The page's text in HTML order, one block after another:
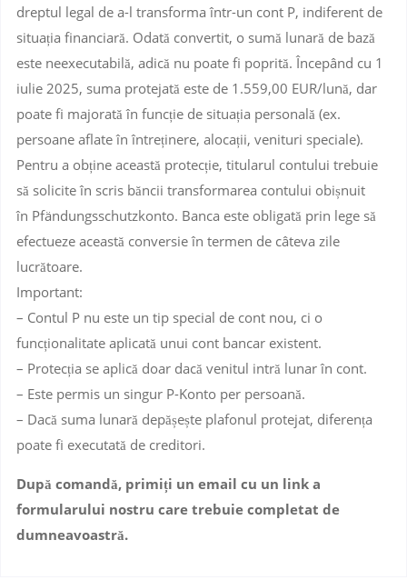
dreptul legal de a-l transforma într-un cont P, indiferent de
situația financiară. Odată convertit, o sumă lunară de bază
este neexecutabilă, adică nu poate fi poprită. Începând cu 1
iulie 2025, suma protejată este de 1.559,00 EUR/lună, dar
poate fi majorată în funcție de situația personală (ex.
persoane aflate în întreținere, alocații, venituri speciale).
Pentru a obține această protecție, titularul contului trebuie
să solicite în scris băncii transformarea contului obișnuit
în Pfändungsschutzkonto. Banca este obligată prin lege să
efectueze această conversie în termen de câteva zile
lucrătoare.
Important:
– Contul P nu este un tip special de cont nou, ci o
funcționalitate aplicată unui cont bancar existent.
– Protecția se aplică doar dacă venitul intră lunar în cont.
– Este permis un singur P-Konto per persoană.
– Dacă suma lunară depășește plafonul protejat, diferența
poate fi executată de creditori.
După comandă, primiți un email cu un link a
formularului nostru care trebuie completat de
dumneavoastră.